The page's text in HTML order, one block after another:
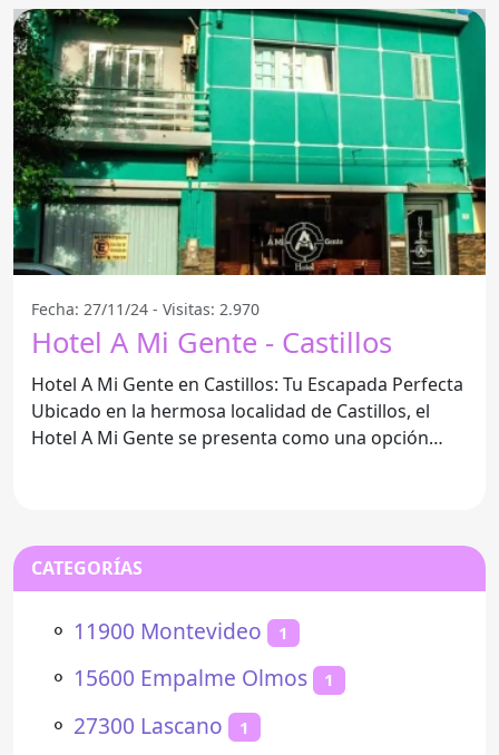
Fecha: 27/11/24 - Visitas: 2.970
Hotel A Mi Gente - Castillos
Hotel A Mi Gente en Castillos: Tu Escapada Perfecta
Ubicado en la hermosa localidad de Castillos, el
Hotel A Mi Gente se presenta como una opción
CATEGORÍAS
⚬ 11900 Montevideo 1
⚬ 15600 Empalme Olmos 1
⚬ 27300 Lascano 1